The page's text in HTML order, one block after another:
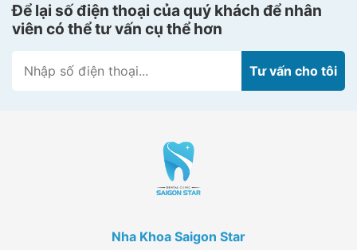
Để lại số điện thoại của quý khách để nhân
viên có thể tư vấn cụ thể hơn
Nha Khoa Saigon Star